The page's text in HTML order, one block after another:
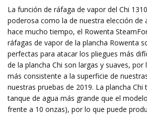
La función de ráfaga de vapor del Chi
poderosa como la de nuestra elección de
hace mucho tiempo, el Rowenta
ráfagas de vapor de la plancha Rowenta
perfectas para atacar los pliegues más
de la plancha Chi son largas y suaves,
más consistente a la superficie de
nuestras pruebas de 2019. La plancha Chi
tanque de agua más grande que el
frente a 10 onzas), por lo que puede